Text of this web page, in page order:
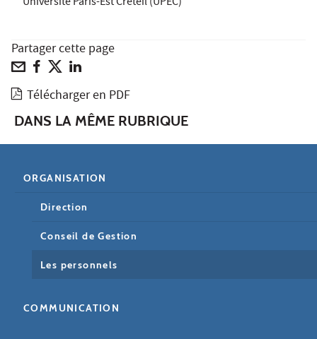
Partager cette page
Télécharger en PDF
DANS LA MÊME RUBRIQUE
ORGANISATION
Direction
Conseil de Gestion
Les personnels
COMMUNICATION